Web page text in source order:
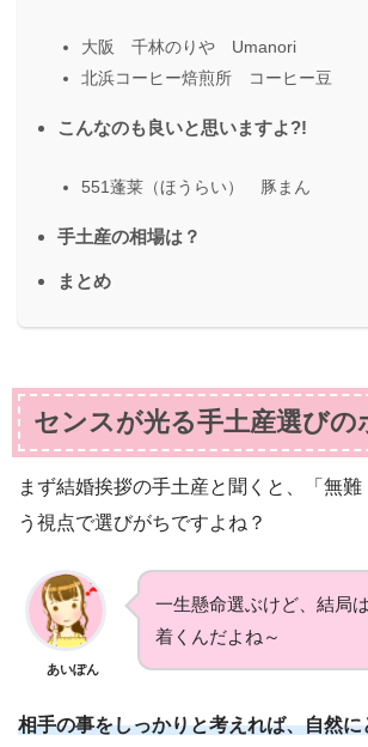
大阪 千林のりや Umanori
北浜コーヒー焙煎所 コーヒー豆
こんなのも良いと思いますよ?!
551蓬莱（ほうらい） 豚まん
手土産の相場は？
まとめ
センスが光る手土産選びの
まず結婚挨拶の手土産と聞くと、「無
う視点で選びがちですよね？
あいぽん
一生懸命選ぶけど、結局
着くんだよね～
相手の事をしっかりと考えれば、自然